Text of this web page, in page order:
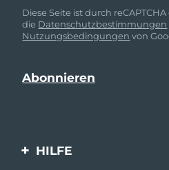
Diese Seite ist durch
die Datenschutzbestimmungen
Nutzungsbedingungen von
HILFE